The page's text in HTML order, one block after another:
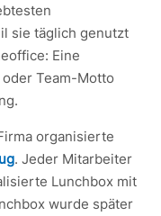
sie täglich genutzt
Eine
Team-Motto
organisierte
. Jeder Mitarbeiter
Lunchbox mit
wurde später